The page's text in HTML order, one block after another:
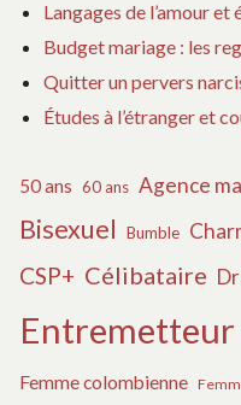
Langages de l’amour
Budget mariage : les
Quitter un pervers
Études à l’étranger et
50 ans 60 ans Agence
Bisexuel Bumble
CSP+ Célibataire
Entremetteur
Femme colombienne